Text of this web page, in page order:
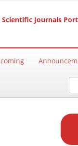
Scientific Journals